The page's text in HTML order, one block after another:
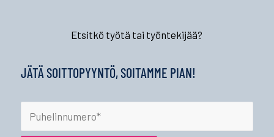
Etsitkö työtä tai työntekijää?
JÄTÄ SOITTOPYYNTÖ, SOITAMME PIAN!